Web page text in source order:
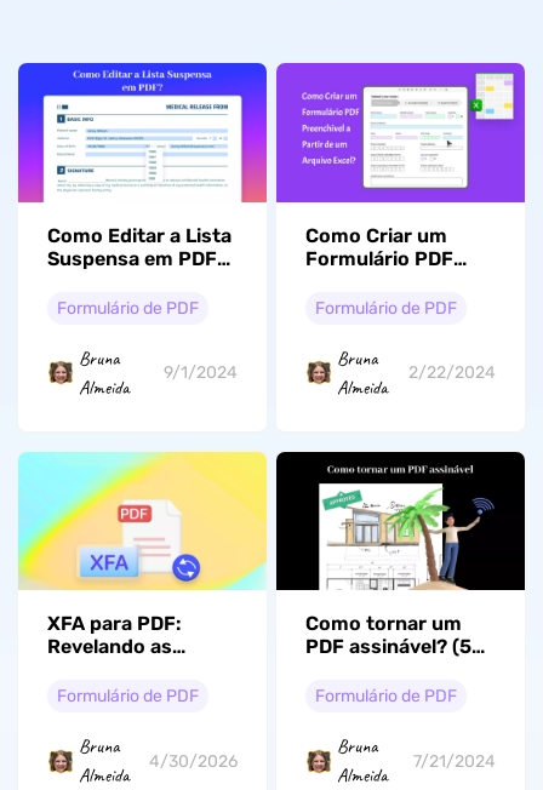
Como Editar a Lista
Suspensa em PDF?
Comprovadas)
Formulário de PDF
Bruna
Almeida
9/1/2024
Como Criar um
Formulário PDF
de um Arquivo
Simples)
Formulário de PDF
Bruna
Almeida
2/22/2024
XFA para PDF:
Revelando as
de conversão
Formulário de PDF
Bruna
Almeida
4/30/2026
Como tornar um
PDF assinável? (5
Formulário de PDF
Bruna
Almeida
7/21/2024